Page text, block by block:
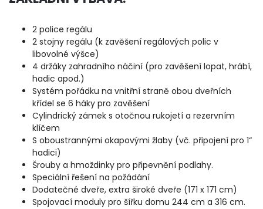
2 police regálu
2 stojny regálu (k zavěšení regálových polic v
libovolné výšce)
4 držáky zahradního náčiní (pro zavěšení lopat, hrábí,
hadic apod.)
Systém pořádku na vnitřní straně obou dveřních
křídel se 6 háky pro zavěšení
Cylindrický zámek s otočnou rukojetí a rezervním
klíčem
S oboustrannými okapovými žlaby (vč. připojení pro 1“
hadici)
Šrouby a hmoždinky pro připevnění podlahy.
Speciální řešení na požádání
Dodatečné dveře, extra široké dveře (171 x 171 cm)
Spojovací moduly pro šířku domu 244 cm a 316 cm.